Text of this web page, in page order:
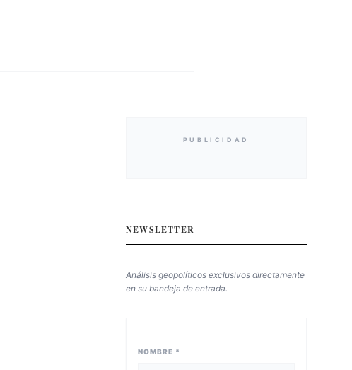
PUBLICIDAD
NEWSLETTER
Análisis geopolíticos exclusivos directamente
en su bandeja de entrada.
NOMBRE *